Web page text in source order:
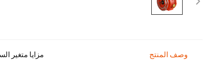
وصف المنتج مزايا متغير